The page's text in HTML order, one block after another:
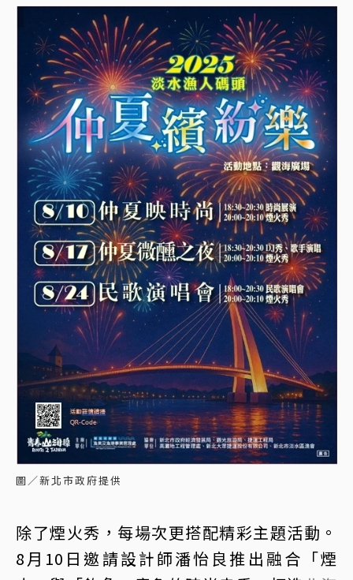
圖／新北市政府提供
除了煙火秀，每場次更搭配精彩主題活動。
8月10日邀請設計師潘怡良推出融合「煙